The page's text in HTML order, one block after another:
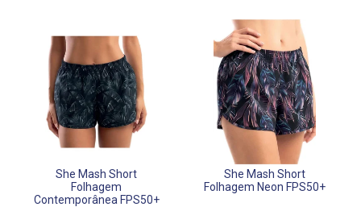
She Mash Short
Folhagem
Contemporânea FPS50+
She Mash Short
Folhagem Neon FPS50+